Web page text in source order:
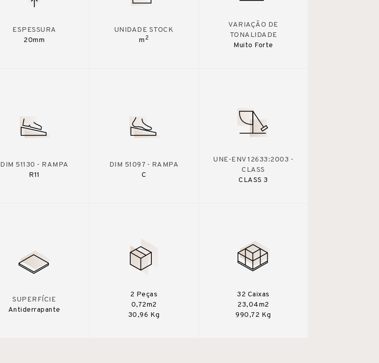
ESPESSURA
20mm
UNIDADE STOCK
m 2
VARIAÇÃO DE
TONALIDADE
Muito Forte
DIM 51130 - RAMPA
R11
DIM 51097 - RAMPA
C
UNE-ENV 12633:2003 -
CLASS
CLASS 3
SUPERFÍCIE
Antiderrapante
2 Peças
0,72m2
30,96 Kg
32 Caixas
23,04m2
990,72 Kg